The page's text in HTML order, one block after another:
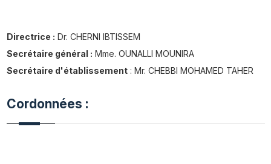
Directrice : Dr. CHERNI IBTISSEM
Secrétaire général : Mme. OUNALLI MOUNIRA
Secrétaire d'établissement: Mr. CHEBBI MOHAMED TAHER
Cordonnées :